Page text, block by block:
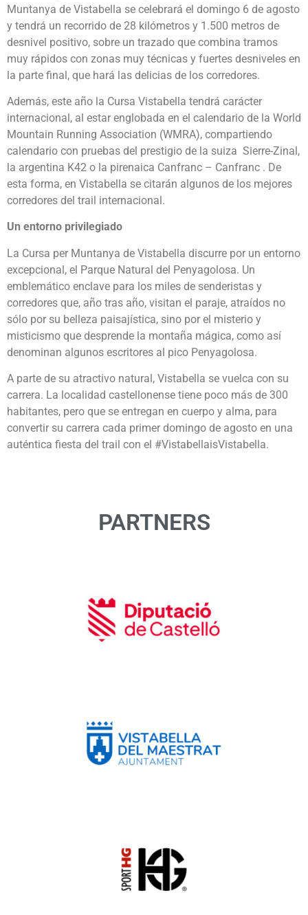
Muntanya de Vistabella se celebrará el domingo 6 de agosto
y tendrá un recorrido de 28 kilómetros y 1.500 metros de
desnivel positivo, sobre un trazado que combina tramos
muy rápidos con zonas muy técnicas y fuertes desniveles en
la parte final, que hará las delicias de los corredores.
Además, este año la Cursa Vistabella tendrá carácter
internacional, al estar englobada en el calendario de la World
Mountain Running Association (WMRA), compartiendo
calendario con pruebas del prestigio de la suiza Sierre-Zinal,
la argentina K42 o la pirenaica Canfranc – Canfranc . De
esta forma, en Vistabella se citarán algunos de los mejores
corredores del trail internacional.
Un entorno privilegiado
La Cursa per Muntanya de Vistabella discurre por un entorno
excepcional, el Parque Natural del Penyagolosa. Un
emblemático enclave para los miles de senderistas y
corredores que, año tras año, visitan el paraje, atraídos no
sólo por su belleza paisajística, sino por el misterio y
misticismo que desprende la montaña mágica, como así
denominan algunos escritores al pico Penyagolosa.
A parte de su atractivo natural, Vistabella se vuelca con su
carrera. La localidad castellonense tiene poco más de 300
habitantes, pero que se entregan en cuerpo y alma, para
convertir su carrera cada primer domingo de agosto en una
auténtica fiesta del trail con el #VistabellaisVistabella.
PARTNERS